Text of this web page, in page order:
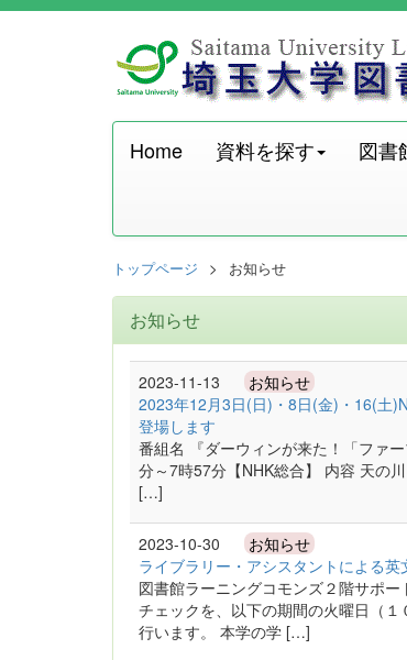
Home 資料を探す 図書
トップページ お知らせ
お知らせ
2023-11-13 お知らせ
2023年12月3日(日)・8日(金)・16(土
登場します
番組名 『ダーウィンが来た！「ファ
分～7時57分【NHK総合】 内容 天の
[…]
2023-10-30 お知らせ
ライブラリー・アシスタントによる
図書館ラーニングコモンズ２階サポ
チェックを、以下の期間の火曜日（
行います。 本学の学 […]